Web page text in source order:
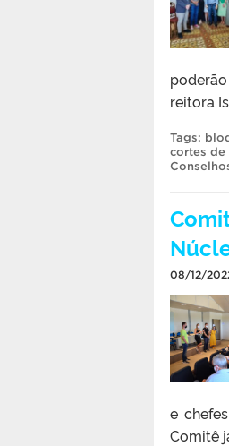
reitora
Tags:
cortes de
08/12/
e
Comitê